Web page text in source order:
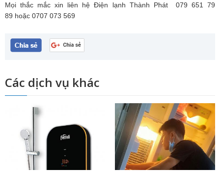
Mọi thắc mắc xin liên hệĐiện lạnh Thành Phát
079 651 79
89 hoặc 0707 073 569
Các dịch vụ khác